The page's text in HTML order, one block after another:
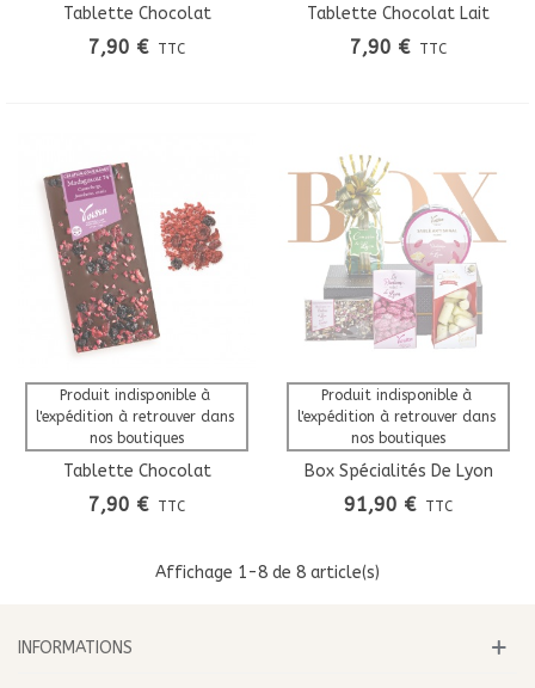
Tablette Chocolat
Vénézuela 75% Pécan
Caramel Au Beurre Salé
7,90 € TTC
Tablette Chocolat Lait
Nougat Caramel Au Beurre
Salé Création Gourmande
7,90 € TTC
Produit indisponible à
l'expédition à retrouver dans
nos boutiques
Tablette Chocolat
Madagascar 74% Fruits
Rouges Création
7,90 € TTC
Produit indisponible à
l'expédition à retrouver dans
nos boutiques
Box Spécialités De Lyon
91,90 € TTC
Affichage 1-8 de 8 article(s)
INFORMATIONS